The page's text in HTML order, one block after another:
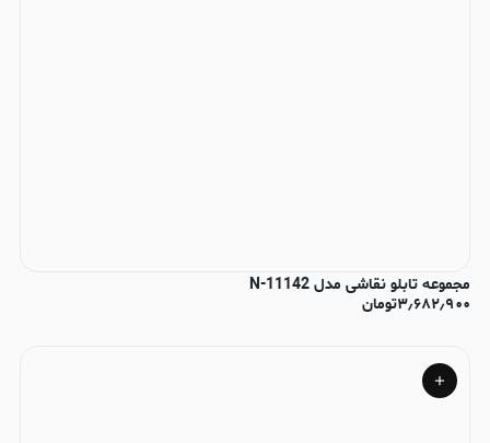
مجموعه تابلو نقاشی مدل N-11142
۳٫۶۸۲٫۹۰۰تومان